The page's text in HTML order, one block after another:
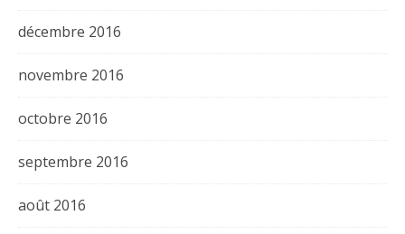
décembre 2016
novembre 2016
octobre 2016
septembre 2016
août 2016